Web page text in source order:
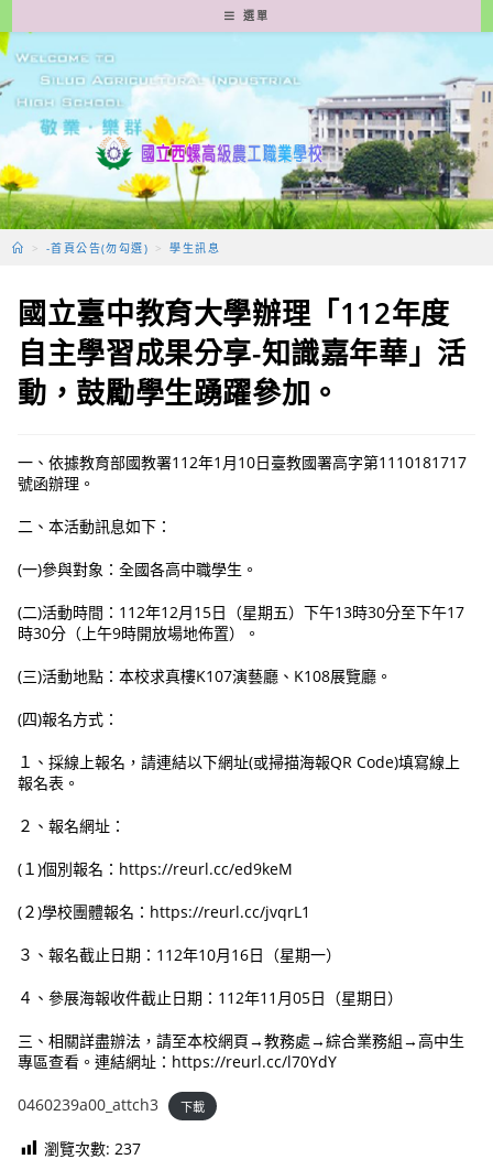
轉
至
要
容
選單
> -首頁公告(勿勾選) > 學生訊息
國立臺中教育大學辦理「112年度
自主學習成果分享-知識嘉年華」活
動，鼓勵學生踴躍參加。
一、依據教育部國教署112年1月10日臺教國署高字第1110181717
號函辦理。
二、本活動訊息如下：
(一)參與對象：全國各高中職學生。
(二)活動時間：112年12月15日（星期五）下午13時30分至下午17
時30分（上午9時開放場地佈置）。
(三)活動地點：本校求真樓K107演藝廳、K108展覽廳。
(四)報名方式：
１、採線上報名，請連結以下網址(或掃描海報QR Code)填寫線上
報名表。
２、報名網址：
(１)個別報名：https://reurl.cc/ed9keM
(２)學校團體報名：https://reurl.cc/jvqrL1
３、報名截止日期：112年10月16日（星期一）
４、參展海報收件截止日期：112年11月05日（星期日）
三、相關詳盡辦法，請至本校網頁→教務處→綜合業務組→高中生
專區查看。連結網址：https://reurl.cc/l70YdY
0460239a00_attch3 下載
瀏覽次數: 237